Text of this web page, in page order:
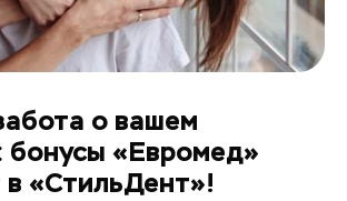
о вашем
бонусы «Евромед»
«СтильДент»!